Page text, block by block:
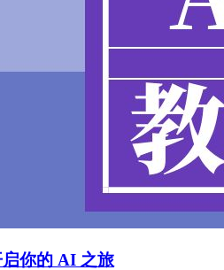
启你的 AI 之旅